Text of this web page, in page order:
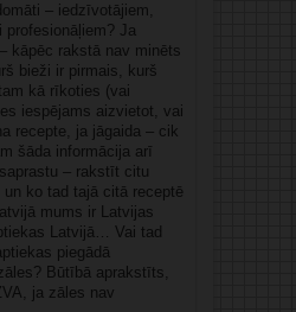
– iedzīvotājiem,
profesionāļiem? Ja
kāpēc rakstā nav minēts
bieži ir pirmais, kurš
kā rīkoties (vai
iespējams aizvietot, vai
recepte, ja jāgaida – cik
šāda informācija arī
– rakstīt citu
ko tad tajā citā receptē
mums ir Latvijas
Latvijā… Vai tad
piegādā
Būtībā aprakstīts,
ja zāles nav